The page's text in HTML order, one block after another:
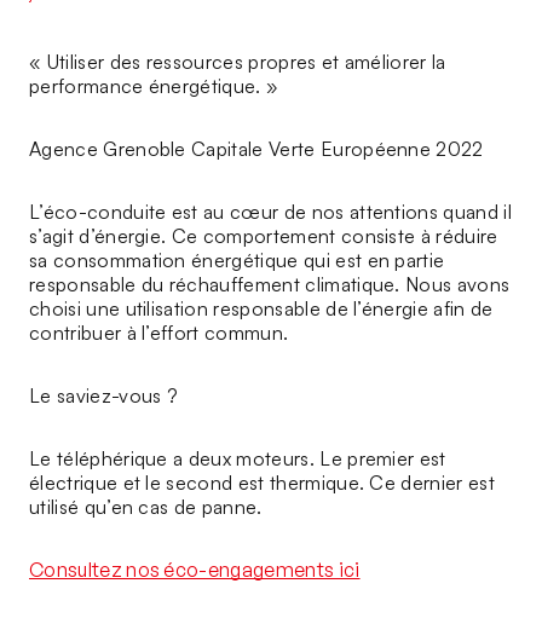
« Utiliser des ressources propres et améliorer la
performance énergétique. »
Agence Grenoble Capitale Verte Européenne 2022
L’éco-conduite est au cœur de nos attentions quand il
s’agit d’énergie. Ce comportement consiste à réduire
sa consommation énergétique qui est en partie
responsable du réchauffement climatique. Nous avons
choisi une utilisation responsable de l’énergie afin de
contribuer à l’effort commun.
Le saviez-vous ?
Le téléphérique a deux moteurs. Le premier est
électrique et le second est thermique. Ce dernier est
utilisé qu’en cas de panne.
Consultez nos éco-engagements ici